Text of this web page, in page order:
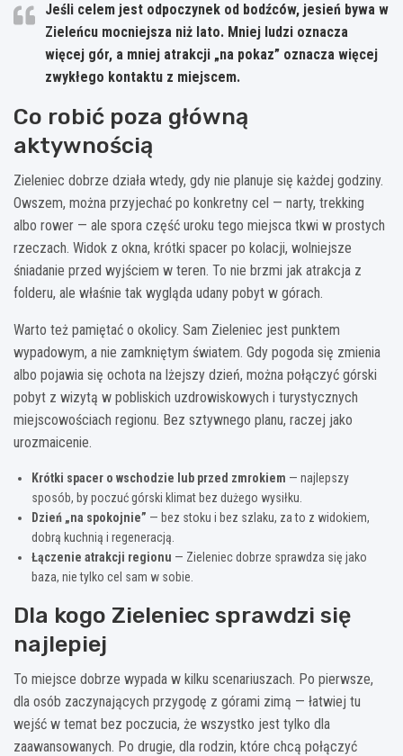
Jeśli celem jest odpoczynek od bodźców, jesień bywa w
Zieleńcu mocniejsza niż lato. Mniej ludzi oznacza
więcej gór, a mniej atrakcji „na pokaz” oznacza więcej
zwykłego kontaktu z miejscem.
Co robić poza główną
aktywnością
Zieleniec dobrze działa wtedy, gdy nie planuje się każdej godziny.
Owszem, można przyjechać po konkretny cel — narty, trekking
albo rower — ale spora część uroku tego miejsca tkwi w prostych
rzeczach. Widok z okna, krótki spacer po kolacji, wolniejsze
śniadanie przed wyjściem w teren. To nie brzmi jak atrakcja z
folderu, ale właśnie tak wygląda udany pobyt w górach.
Warto też pamiętać o okolicy. Sam Zieleniec jest punktem
wypadowym, a nie zamkniętym światem. Gdy pogoda się zmienia
albo pojawia się ochota na lżejszy dzień, można połączyć górski
pobyt z wizytą w pobliskich uzdrowiskowych i turystycznych
miejscowościach regionu. Bez sztywnego planu, raczej jako
urozmaicenie.
Krótki spacer o wschodzie lub przed zmrokiem — najlepszy
sposób, by poczuć górski klimat bez dużego wysiłku.
Dzień „na spokojnie” — bez stoku i bez szlaku, za to z widokiem,
dobrą kuchnią i regeneracją.
Łączenie atrakcji regionu — Zieleniec dobrze sprawdza się jako
baza, nie tylko cel sam w sobie.
Dla kogo Zieleniec sprawdzi się
najlepiej
To miejsce dobrze wypada w kilku scenariuszach. Po pierwsze,
dla osób zaczynających przygodę z górami zimą — łatwiej tu
wejść w temat bez poczucia, że wszystko jest tylko dla
zaawansowanych. Po drugie, dla rodzin, które chcą połączyć